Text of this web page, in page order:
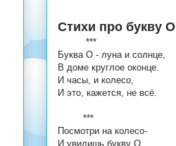
Стихи про букву О
***
Буква О - луна и солнце,
В доме круглое оконце.
И часы, и колесо,
И это, кажется, не всё.
***
Посмотри на колесо-
И увидишь букву О.